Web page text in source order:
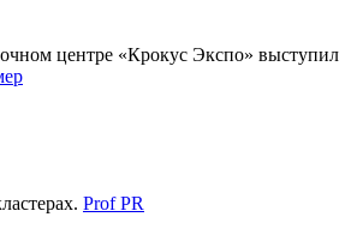
центре «Крокус Экспо» выступил
Prof PR